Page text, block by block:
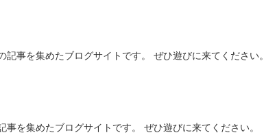
事を集めたブログサイトです。 ぜひ遊びに来てください。
を集めたブログサイトです。 ぜひ遊びに来てください。